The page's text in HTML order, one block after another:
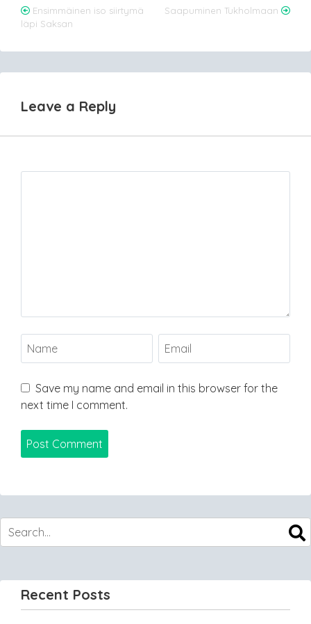
Post
navigation
Ensimmäinen iso siirtymä
läpi Saksan
Saapuminen Tukholmaan
Leave a Reply
Save my name and email in this browser for the
next time I comment.
Recent Posts